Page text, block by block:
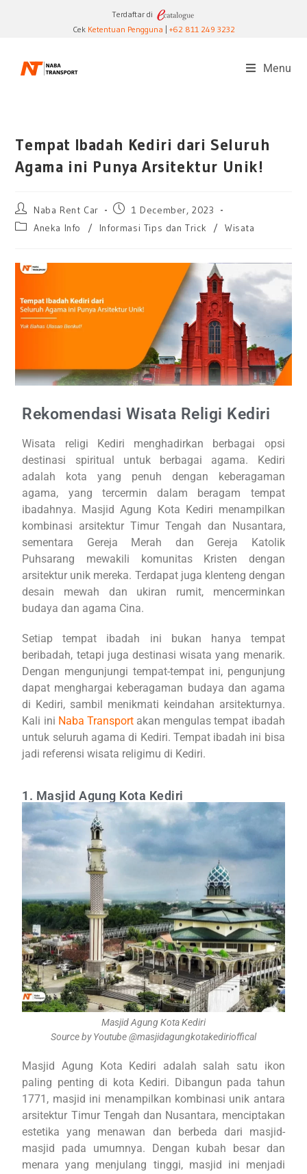
Terdaftar di
CekKetentuan Pengguna +62 811 249 3232
Menu
Tempat Ibadah Kediri dari Seluruh
Agama ini Punya Arsitektur Unik!
Naba Rent Car
1 December, 2023
Aneka Info
/ Informasi Tips dan Trick / Wisata
Rekomendasi Wisata Religi Kediri
Wisata religi Kediri menghadirkan berbagai opsi
destinasi spiritual untuk berbagai agama. Kediri
adalah kota yang penuh dengan keberagaman
agama, yang tercermin dalam beragam tempat
ibadahnya. Masjid Agung Kota Kediri menampilkan
kombinasi arsitektur Timur Tengah dan Nusantara,
sementara Gereja Merah dan Gereja Katolik
Puhsarang mewakili komunitas Kristen dengan
arsitektur unik mereka. Terdapat juga klenteng dengan
desain mewah dan ukiran rumit, mencerminkan
budaya dan agama Cina.
Setiap tempat ibadah ini bukan hanya tempat
beribadah, tetapi juga destinasi wisata yang menarik.
Dengan mengunjungi tempat-tempat ini, pengunjung
dapat menghargai keberagaman budaya dan agama
di Kediri, sambil menikmati keindahan arsitekturnya.
Kali ini Naba Transportakan mengulas tempat ibadah
untuk seluruh agama di Kediri. Tempat ibadah ini bisa
jadi referensi wisata religimu di Kediri.
1. Masjid Agung Kota Kediri
Masjid Agung Kota Kediri
Source by Youtube @masjidagungkotakedirioffical
Masjid Agung Kota Kediri adalah salah satu ikon
paling penting di kota Kediri. Dibangun pada tahun
1771, masjid ini menampilkan kombinasi unik antara
arsitektur Timur Tengah dan Nusantara, menciptakan
estetika yang menawan dan berbeda dari masjid-
masjid pada umumnya. Dengan kubah besar dan
menara yang menjulang tinggi, masjid ini menjadi